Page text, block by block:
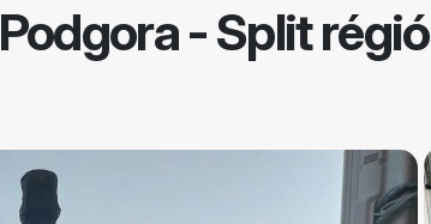
Podgora - Split régió